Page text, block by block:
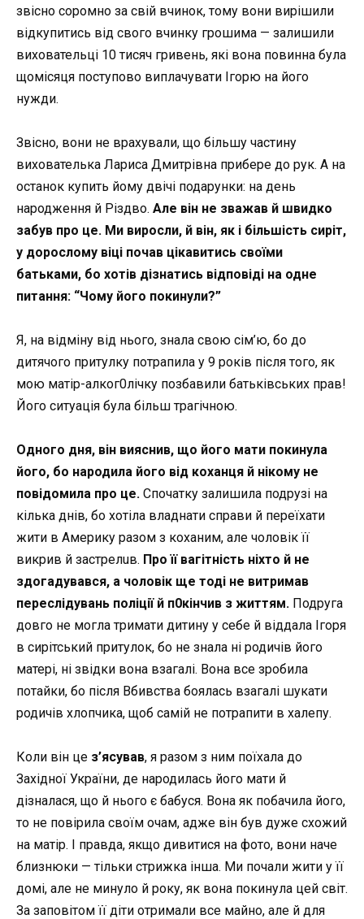
звісно соромно за свій вчинок, тому вони вирішили
відкупитись від свого вчинку грошима — залишили
виховательці 10 тисяч гривень, які вона повинна була
щомісяця поступово виплачувати Ігорю на його
нужди.
Звісно, вони не врахували, що більшу частину
вихователька Лариса Дмитрівна прибере до рук. А на
останок купить йому двічі подарунки: на день
народження й Різдво. Але він не зважав й швидко
забув про це. Ми виросли, й він, як і більшість сиріт,
у дорослому віці почав цікавитись своїми
батьками, бо хотів дізнатись відповіді на одне
питання: “Чому його покинули?”
Я, на відміну від нього, знала свою сім’ю, бо до
дитячого притулку потрапила у 9 років після того, як
мою матір-алког0лічку позбавили батьківських прав!
Його ситуація була більш трагічною.
Одного дня, він вияснив, що його мати покинула
його, бо народила його від коханця й нікому не
повідомила про це. Спочатку залишила подрузі на
кілька днів, бо хотіла владнати справи й переїхати
жити в Америку разом з коханим, але чоловік її
викрив й застрелuв. Про її вагітність ніхто й не
здогадувався, а чоловік ще тоді не витримав
переслідувань поліції й п0кінчив з життям. Подруга
довго не могла тримати дитину у себе й віддала Ігоря
в сирітський притулок, бо не знала ні родичів його
матері, ні звідки вона взагалі. Вона все зробила
потайки, бо після Bбивства боялась взагалі шукати
родичів хлопчика, щоб самій не потрапити в халепу.
Коли він це з’ясував, я разом з ним поїхала до
Західної України, де народилась його мати й
дізналася, що й нього є бабуся. Вона як побачила його,
то не повірила своїм очам, адже він був дуже схожий
на матір. І правда, якщо дивитися на фото, вони наче
близнюки — тільки стрижка інша. Ми почали жити у її
домі, але не минуло й року, як вона покинула цей світ.
За заповітом її діти отримали все майно, але й для